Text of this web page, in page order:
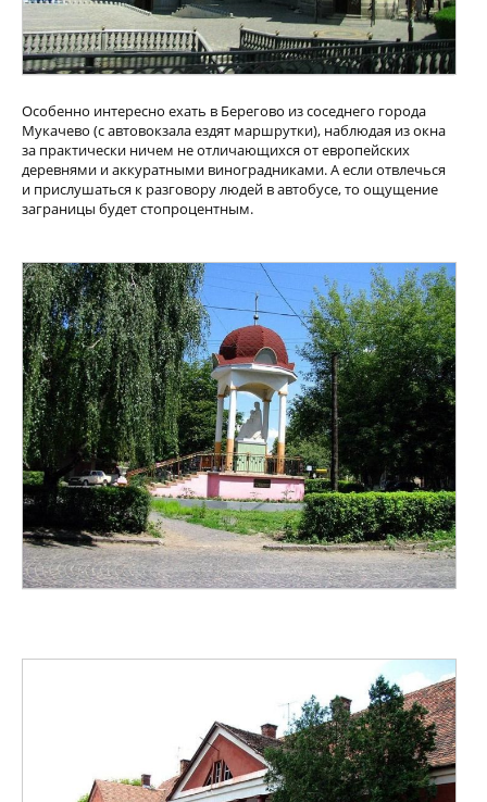
Особенно интересно ехать в Берегово из соседнего города
Мукачево (с автовокзала ездят маршрутки), наблюдая из окна
за практически ничем не отличающихся от европейских
деревнями и аккуратными виноградниками. А если отвлечься
и прислушаться к разговору людей в автобусе, то ощущение
заграницы будет стопроцентным.